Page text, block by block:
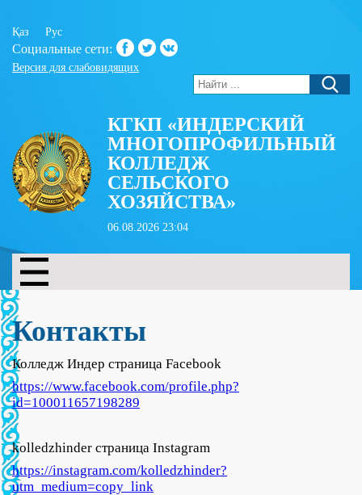
Қаз Рус
Социальные сети:
Версия для слабовидящих
КГКП «ИНДЕРСКИЙ
МНОГОПРОФИЛЬНЫЙ
КОЛЛЕДЖ
СЕЛЬСКОГО
ХОЗЯЙСТВА»
06.08.2026 23:04
Контакты
Колледж Индер страница Facebook
https://www.facebook.com/profile.php?
id=100011657198289
kolledzhinder страница Instagram
https://instagram.com/kolledzhinder?
utm_medium=copy_link